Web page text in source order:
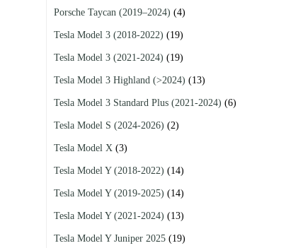
Porsche Taycan (2019–2024) (4)
Tesla Model 3 (2018-2022) (19)
Tesla Model 3 (2021-2024) (19)
Tesla Model 3 Highland (>2024) (13)
Tesla Model 3 Standard Plus (2021-2024) (6)
Tesla Model S (2024-2026) (2)
Tesla Model X (3)
Tesla Model Y (2018-2022) (14)
Tesla Model Y (2019-2025) (14)
Tesla Model Y (2021-2024) (13)
Tesla Model Y Juniper 2025 (19)